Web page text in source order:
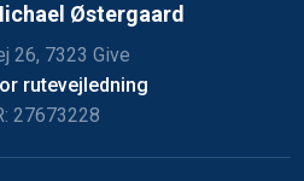
Østergaard
26, 7323 Give
rutevejledning
27673228